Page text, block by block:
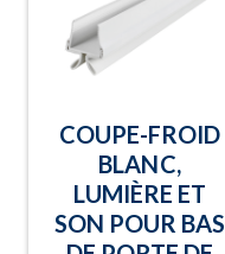
COUPE-FROID
BLANC,
LUMIÈRE ET
SON POUR BAS